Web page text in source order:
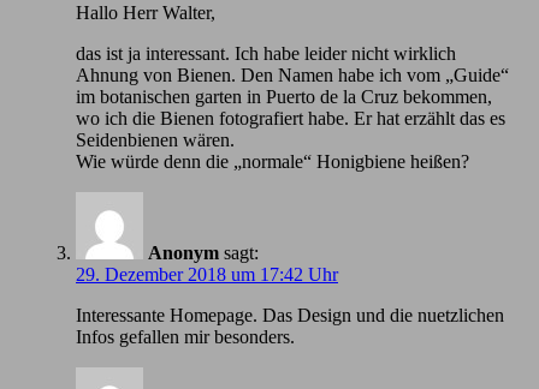
Hallo Herr Walter,
das ist ja interessant. Ich habe leider nicht wirklich
Ahnung von Bienen. Den Namen habe ich vom „Guide“
im botanischen garten in Puerto de la Cruz bekommen,
wo ich die Bienen fotografiert habe. Er hat erzählt das es
Seidenbienen wären.
Wie würde denn die „normale“ Honigbiene heißen?
Anonym sagt:
29. Dezember 2018 um 17:42 Uhr
Іnteressante Homepage. Das Design und die nuetzlichen
Infos gefallen mir besonders.